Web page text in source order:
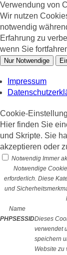
Verwendung von
Wir nutzen
notwendig
Erfahrung zu
wenn Sie
Nur Notwendige
Impressum
Cookie-
Hier finden Sie
und Skripte. Sie
akzeptieren oder
Notwendig Immer
Notwendige
erforderlich. Diese
und
Name
PHPSESSIDDieses
verwendet
speichern
Website zu